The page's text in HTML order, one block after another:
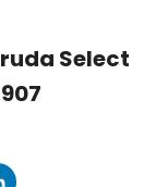
Select